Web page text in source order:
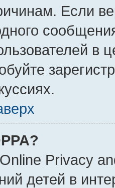
Если
в
Privacy
детей в